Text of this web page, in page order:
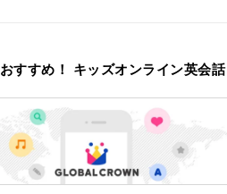
おすすめ！ キッズオンライン英会話